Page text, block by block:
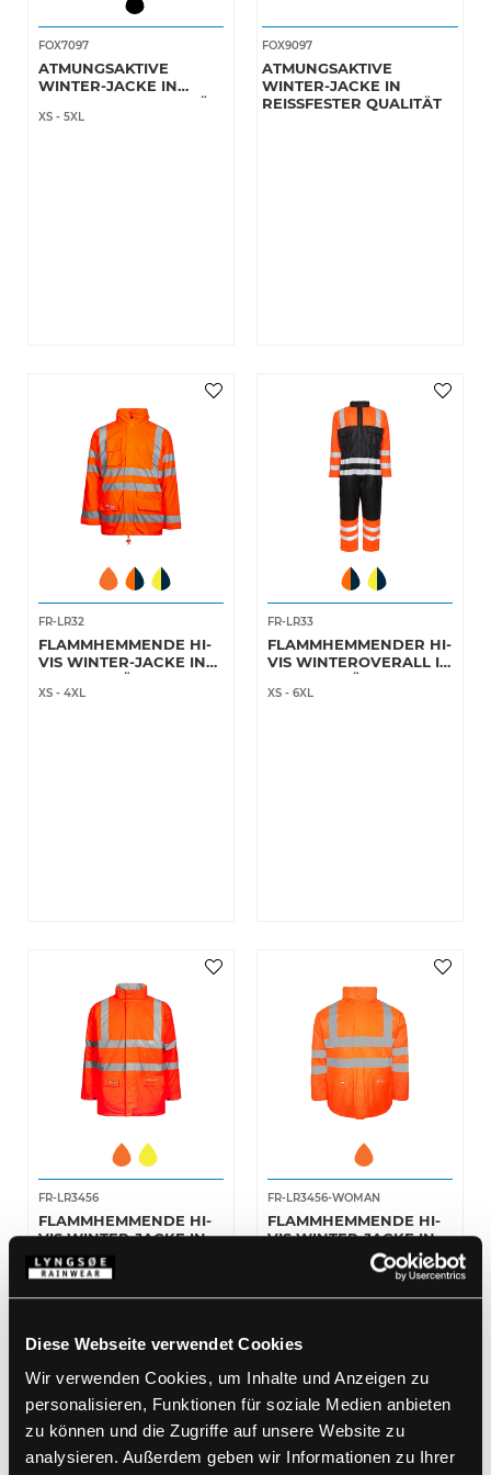
Diese Webseite verwendet Cookies
Wir verwenden Cookies, um Inhalte und Anzeigen zu
personalisieren, Funktionen für soziale Medien anbieten
zu können und die Zugriffe auf unsere Website zu
analysieren. Außerdem geben wir Informationen zu Ihrer
FOX7097
ATMUNGSAKTIVE
WINTER-JACKE IN
REISSFESTER QUALITÄT
XS - 5XL
FOX9097
ATMUNGSAKTIVE
WINTER-JACKE IN
REISSFESTER QUALITÄT
FR-LR32
FLAMMHEMMENDE HI-
VIS WINTER-JACKE IN
PU-QUALITÄT MIT
HERAUSNEHMBAREM
XS - 4XL
FR-LR33
FLAMMHEMMENDER HI-
VIS WINTEROVERALL IN
PU-QUALITÄT MIT
STEPPFUTTER
XS - 6XL
FR-LR3456
FLAMMHEMMENDE HI-
VIS WINTER-JACKE IN
PU-QUALITÄT MIT
STEPPFUTTER
XS - 5XL
FR-LR3456-WOMAN
FLAMMHEMMENDE HI-
VIS WINTER-JACKE IN
PU-QUALITÄT MIT
STEPPFUTTER FÜR